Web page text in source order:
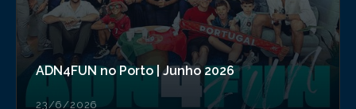
ADN4FUN no Porto | Junho 2026
23/6/2026